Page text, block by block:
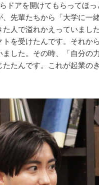
ドアを開けてもらってほ
先輩たちから「大学に一
人で溢れかえっていまし
を受けたんです。それか
した。その時、「自分の
たんです。これが起業の